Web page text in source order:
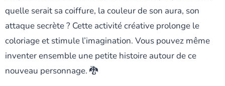
quelle serait sa coiffure, la couleur de son aura, son
attaque secrète ? Cette activité créative prolonge le
coloriage et stimule l’imagination. Vous pouvez même
inventer ensemble une petite histoire autour de ce
nouveau personnage. 🐉